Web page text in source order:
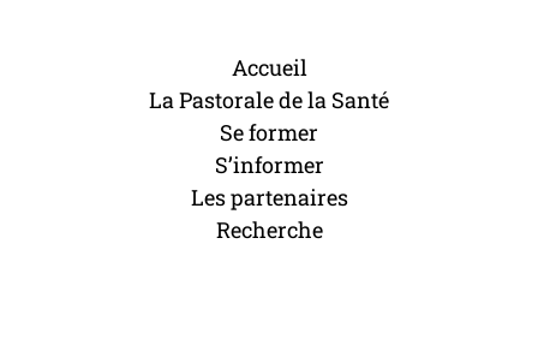
Accueil
La Pastorale de la Santé
Se former
S’informer
Les partenaires
Recherche